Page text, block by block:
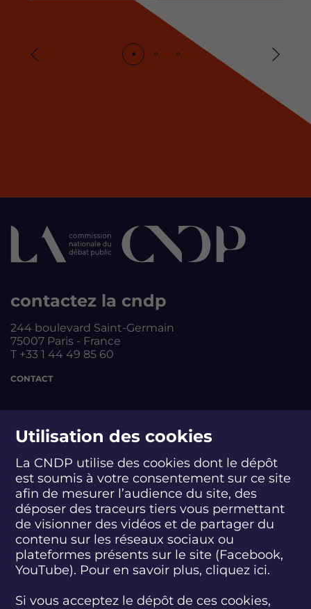
Utilisation des cookies
La CNDP utilise des cookies dont le dépôt
est soumis à votre consentement sur ce site
afin de mesurer l’audience du site, des
déposer des traceurs tiers vous permettant
de visionner des vidéos et de partager du
contenu sur les réseaux sociaux ou
plateformes présents sur le site (Facebook,
YouTube). Pour en savoir plus, cliquez ici.
Si vous acceptez le dépôt de ces cookies,
Précédent
contactez la cndp
244 boulevard Saint-Germain
75007 Paris - France
T +33 1 44 49 85 60
CONTACT
S
u
e
z
n
u
S
u
i
v
e
z
-
n
u
S
u
i
v
e
z
-
n
u
S
u
i
v
e
z
-
n
u
S
u
i
v
e
z
-
n
u
S
u
i
v
e
z
-
n
u
S
u
i
v
e
-
n
u
abonnez-vous
S'INSCRIRE À LA NEWSLETTER